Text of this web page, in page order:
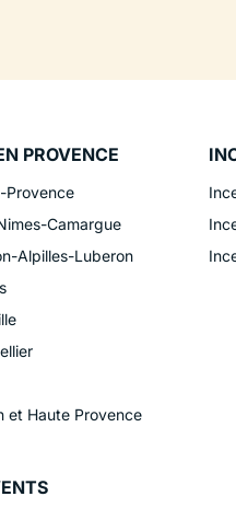
PROVENCE
Provence
Camargue
Alpilles-Luberon
et Haute Provence